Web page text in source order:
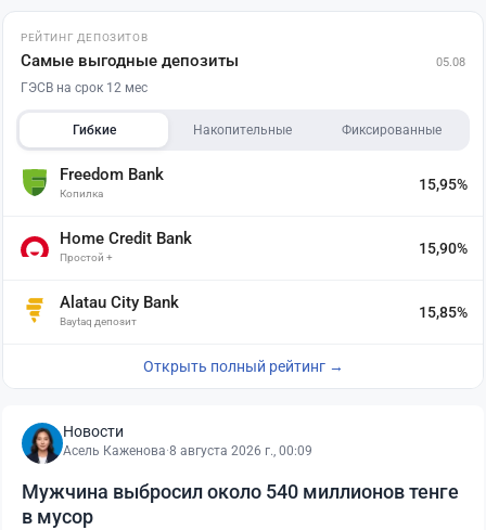
РЕЙТИНГ ДЕПОЗИТОВ
Самые выгодные депозиты 05.08
ГЭСВ на срок 12 мес
Гибкие Накопительные Фиксированные
Freedom Bank
Копилка
15,95%
Home Credit Bank
Простой +
15,90%
Alatau City Bank
Baytaq депозит
15,85%
Открыть полный рейтинг →
Новости
Асель Каженова·8 августа 2026 г., 00:09
Мужчина выбросил около 540 миллионов тенге
в мусор